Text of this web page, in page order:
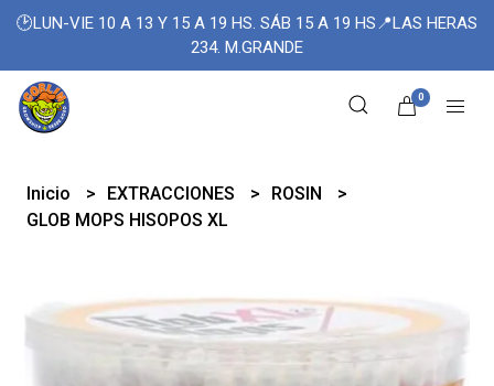
🕑LUN-VIE 10 A 13 Y 15 A 19 HS. SÁB 15 A 19 HS📍LAS HERAS
234. M.GRANDE
0
Inicio EXTRACCIONES
ROSIN
GLOB MOPS HISOPOS XL